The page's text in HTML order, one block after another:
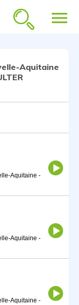
menu
Aquitaine
Aquitaine -
Aquitaine -
Aquitaine -